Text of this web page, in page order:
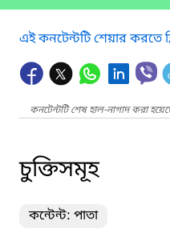
এই কনটেন্টটি শেয়ার করতে
কনটেন্টটি শেষ হাল-নাগাদ করা
চুক্তিসমূহ
কন্টেন্ট: পাতা